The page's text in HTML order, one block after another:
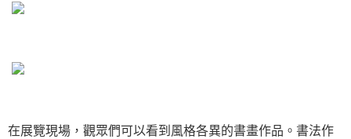
在展覽現場，觀眾們可以看到風格各異的書畫作品。書法作